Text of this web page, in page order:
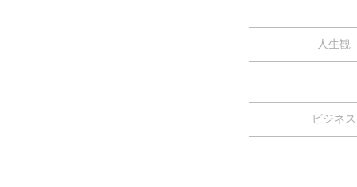
人生観
ビジネス